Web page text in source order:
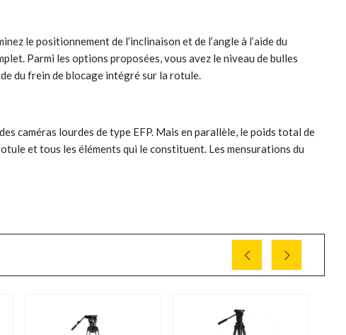
le positionnement de l’inclinaison et de l’angle à l’aide du
Parmi les options proposées, vous avez le niveau de bulles
du frein de blocage intégré sur la rotule.
caméras lourdes de type EFP. Mais en parallèle, le poids total de
et tous les éléments qui le constituent. Les mensurations du